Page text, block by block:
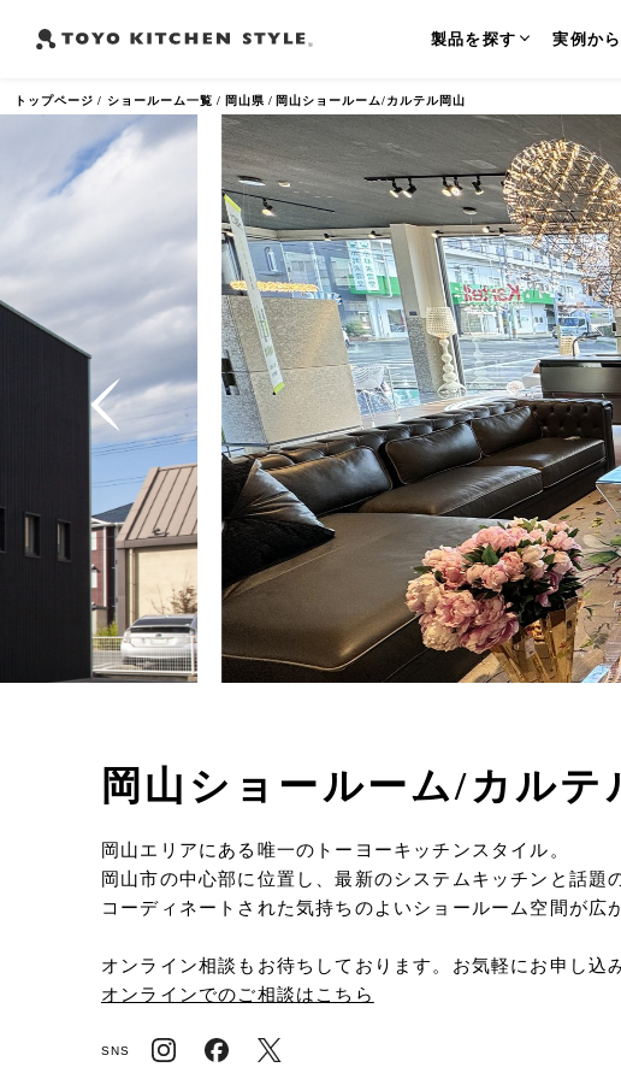
よく検索されるワード
オープンキッチン アイランドキッチン ペニンシュラキッチン
製品を探す 実例か
トップページ ショールーム一覧 岡山県 岡山ショールーム/カルテル岡山
岡山ショールーム/カルテ
岡山エリアにある唯一のトーヨーキッチンスタイル。
岡山市の中心部に位置し、最新のシステムキッチンと話題
コーディネートされた気持ちのよいショールーム空間が広
オンライン相談もお待ちしております。お気軽にお申し込
オンラインでのご相談はこちら
SNS